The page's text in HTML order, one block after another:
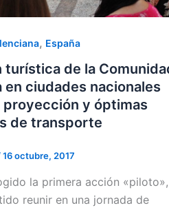
, España
turística de la
en ciudades nacionales
proyección y óptimas
de transporte
16 octubre, 2017
la primera acción «piloto»,
reunir en una jornada de